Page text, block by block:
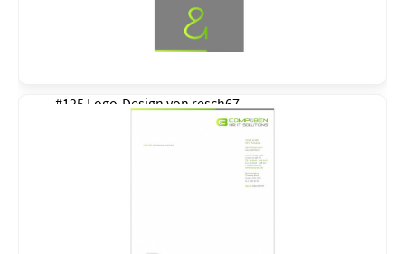
#125 Logo-Design von resch67